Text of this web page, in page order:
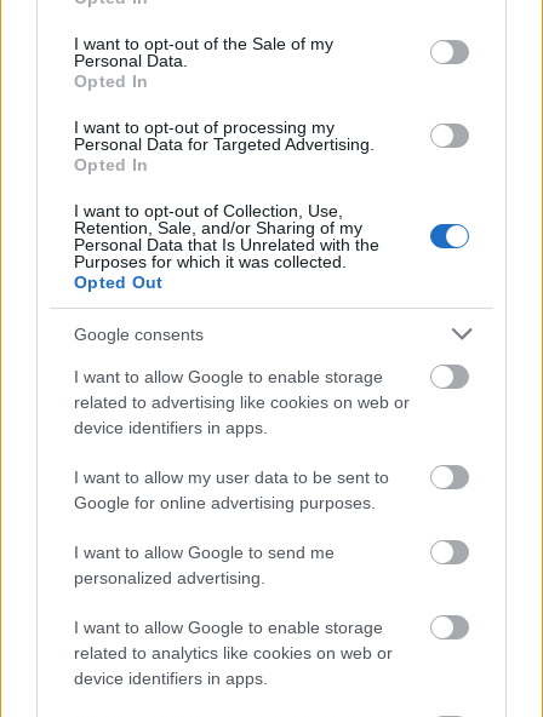
use your data for below specified purposes in below Google
consent section.
I want to opt-out of the Sale of my
Personal Data.
Opted In
I want to opt-out of processing my
Personal Data for Targeted Advertising.
Opted In
I want to opt-out of Collection, Use,
Retention, Sale, and/or Sharing of my
Personal Data that Is Unrelated with the
Purposes for which it was collected.
Opted Out
Google consents
I want to allow Google to enable storage
related to advertising like cookies on web or
device identifiers in apps.
I want to allow my user data to be sent to
Google for online advertising purposes.
I want to allow Google to send me
personalized advertising.
I want to allow Google to enable storage
related to analytics like cookies on web or
device identifiers in apps.